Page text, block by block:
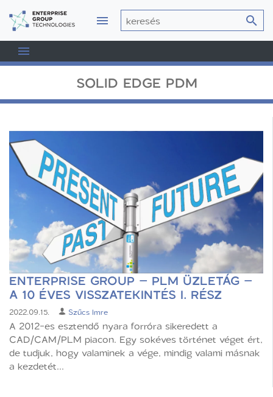
SOLID EDGE PDM
ENTERPRISE GROUP – PLM ÜZLETÁG –
A 10 ÉVES VISSZATEKINTÉS I. RÉSZ
2022.09.15. Szűcs Imre
A 2012-es esztendő nyara forróra sikeredett a
CAD/CAM/PLM piacon. Egy sokéves történet véget ért,
de tudjuk, hogy valaminek a vége, mindig valami másnak
a kezdetét...